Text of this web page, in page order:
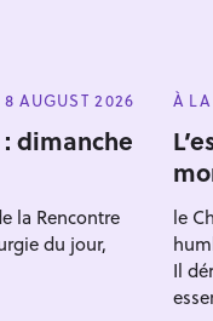
8 AUGUST 2026
dimanche
la Rencontre
du jour,
C
T
E
G
O
I
E
S
À
le
Il